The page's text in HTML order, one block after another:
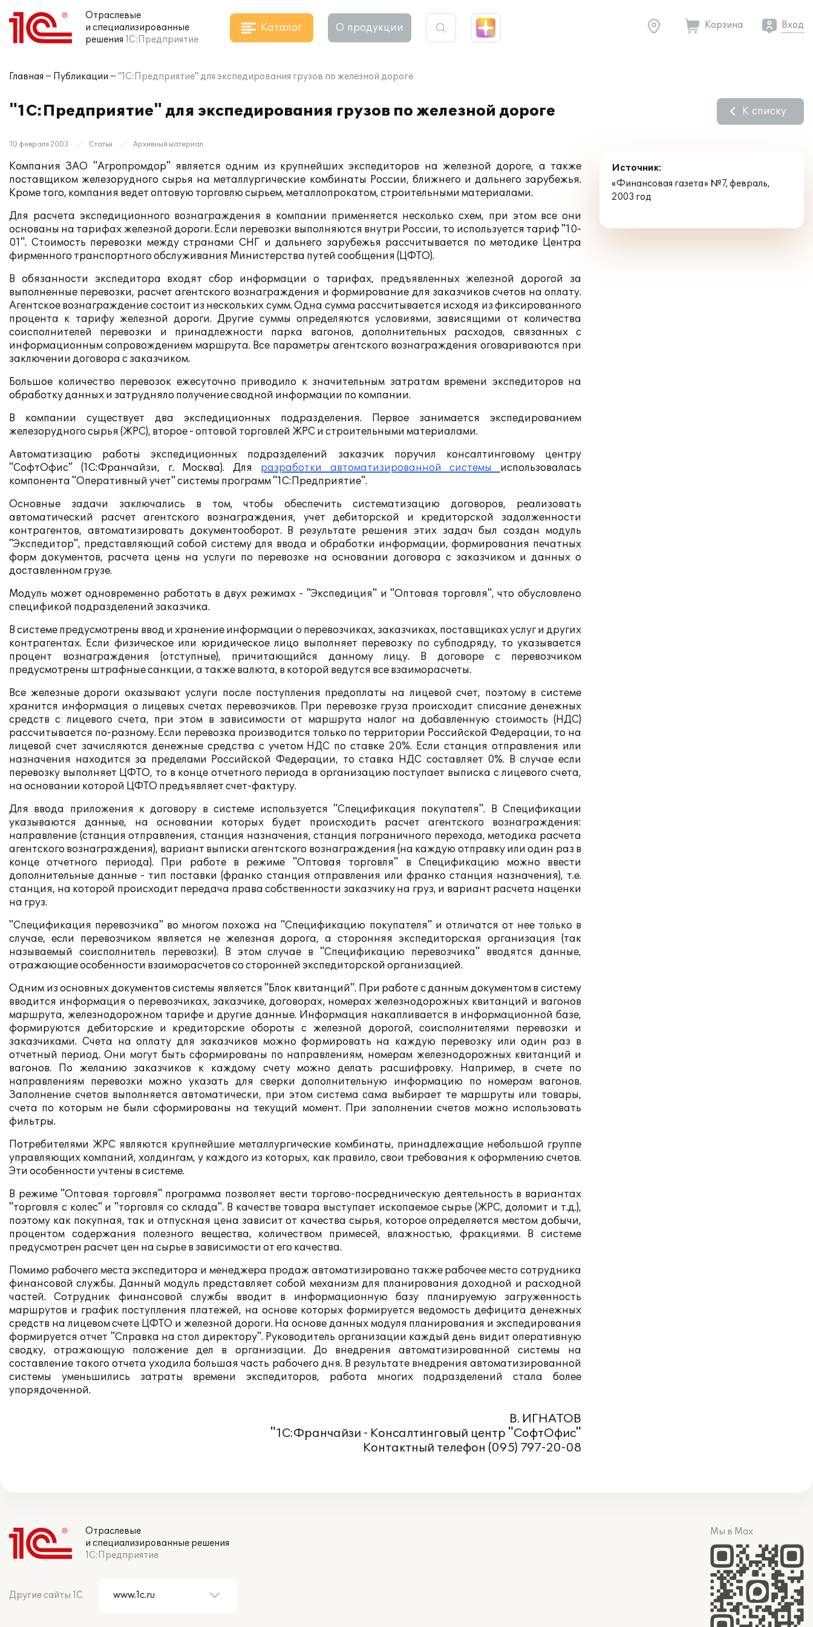
Отраслевые
и специализированные
решения 1С:Предприятие
Каталог О продукции Корзина Вход
Главная Публикации "1С:Предприятие" для экспедирования грузов по железной дороге
"1С:Предприятие" для экспедирования грузов по железной дороге К списку
10 февраля 2003 Статьи Архивный материал
Компания ЗАО "Агропромдор" является одним из крупнейших экспедиторов на железной дороге, а также
поставщиком железорудного сырья на металлургические комбинаты России, ближнего и дальнего зарубежья.
Кроме того, компания ведет оптовую торговлю сырьем, металлопрокатом, строительными материалами.
Для расчета экспедиционного вознаграждения в компании применяется несколько схем, при этом все они
основаны на тарифах железной дороги. Если перевозки выполняются внутри России, то используется тариф "10-
01". Стоимость перевозки между странами СНГ и дальнего зарубежья рассчитывается по методике Центра
фирменного транспортного обслуживания Министерства путей сообщения (ЦФТО).
В обязанности экспедитора входят сбор информации о тарифах, предъявленных железной дорогой за
выполненные перевозки, расчет агентского вознаграждения и формирование для заказчиков счетов на оплату.
Агентское вознаграждение состоит из нескольких сумм. Одна сумма рассчитывается исходя из фиксированного
процента к тарифу железной дороги. Другие суммы определяются условиями, зависящими от количества
соисполнителей перевозки и принадлежности парка вагонов, дополнительных расходов, связанных с
информационным сопровождением маршрута. Все параметры агентского вознаграждения оговариваются при
заключении договора с заказчиком.
Большое количество перевозок ежесуточно приводило к значительным затратам времени экспедиторов на
обработку данных и затрудняло получение сводной информации по компании.
В компании существует два экспедиционных подразделения. Первое занимается экспедированием
железорудного сырья (ЖРС), второе - оптовой торговлей ЖРС и строительными материалами.
Автоматизацию работы экспедиционных подразделений заказчик поручил консалтинговому центру
"СофтОфис" (1С:Франчайзи, г. Москва). Для разработки автоматизированной системы использовалась
компонента "Оперативный учет" системы программ "1С:Предприятие".
Основные задачи заключались в том, чтобы обеспечить систематизацию договоров, реализовать
автоматический расчет агентского вознаграждения, учет дебиторской и кредиторской задолженности
контрагентов, автоматизировать документооборот. В результате решения этих задач был создан модуль
"Экспедитор", представляющий собой систему для ввода и обработки информации, формирования печатных
форм документов, расчета цены на услуги по перевозке на основании договора с заказчиком и данных о
доставленном грузе.
Модуль может одновременно работать в двух режимах - "Экспедиция" и "Оптовая торговля", что обусловлено
спецификой подразделений заказчика.
В системе предусмотрены ввод и хранение информации о перевозчиках, заказчиках, поставщиках услуг и других
контрагентах. Если физическое или юридическое лицо выполняет перевозку по субподряду, то указывается
процент вознаграждения (отступные), причитающийся данному лицу. В договоре с перевозчиком
предусмотрены штрафные санкции, а также валюта, в которой ведутся все взаиморасчеты.
Все железные дороги оказывают услуги после поступления предоплаты на лицевой счет, поэтому в системе
хранится информация о лицевых счетах перевозчиков. При перевозке груза происходит списание денежных
средств с лицевого счета, при этом в зависимости от маршрута налог на добавленную стоимость (НДС)
рассчитывается по-разному. Если перевозка производится только по территории Российской Федерации, то на
лицевой счет зачисляются денежные средства с учетом НДС по ставке 20%. Если станция отправления или
назначения находится за пределами Российской Федерации, то ставка НДС составляет 0%. В случае если
перевозку выполняет ЦФТО, то в конце отчетного периода в организацию поступает выписка с лицевого счета,
на основании которой ЦФТО предъявляет счет-фактуру.
Для ввода приложения к договору в системе используется "Спецификация покупателя". В Спецификации
указываются данные, на основании которых будет происходить расчет агентского вознаграждения:
направление (станция отправления, станция назначения, станция пограничного перехода, методика расчета
агентского вознаграждения), вариант выписки агентского вознаграждения (на каждую отправку или один раз в
конце отчетного периода). При работе в режиме "Оптовая торговля" в Спецификацию можно ввести
дополнительные данные - тип поставки (франко станция отправления или франко станция назначения), т.е.
станция, на которой происходит передача права собственности заказчику на груз, и вариант расчета наценки
на груз.
"Спецификация перевозчика" во многом похожа на "Спецификацию покупателя" и отличатся от нее только в
случае, если перевозчиком является не железная дорога, а сторонняя экспедиторская организация (так
называемый соисполнитель перевозки). В этом случае в "Спецификацию перевозчика" вводятся данные,
отражающие особенности взаиморасчетов со сторонней экспедиторской организацией.
Одним из основных документов системы является "Блок квитанций". При работе с данным документом в систему
вводится информация о перевозчиках, заказчике, договорах, номерах железнодорожных квитанций и вагонов
маршрута, железнодорожном тарифе и другие данные. Информация накапливается в информационной базе,
формируются дебиторские и кредиторские обороты с железной дорогой, соисполнителями перевозки и
заказчиками. Счета на оплату для заказчиков можно формировать на каждую перевозку или один раз в
отчетный период. Они могут быть сформированы по направлениям, номерам железнодорожных квитанций и
вагонов. По желанию заказчиков к каждому счету можно делать расшифровку. Например, в счете по
направлениям перевозки можно указать для сверки дополнительную информацию по номерам вагонов.
Заполнение счетов выполняется автоматически, при этом система сама выбирает те маршруты или товары,
счета по которым не были сформированы на текущий момент. При заполнении счетов можно использовать
фильтры.
Потребителями ЖРС являются крупнейшие металлургические комбинаты, принадлежащие небольшой группе
управляющих компаний, холдингам, у каждого из которых, как правило, свои требования к оформлению счетов.
Эти особенности учтены в системе.
В режиме "Оптовая торговля" программа позволяет вести торгово-посредническую деятельность в вариантах
"торговля с колес" и "торговля со склада". В качестве товара выступает ископаемое сырье (ЖРС, доломит и т.д.),
поэтому как покупная, так и отпускная цена зависит от качества сырья, которое определяется местом добычи,
процентом содержания полезного вещества, количеством примесей, влажностью, фракциями. В системе
предусмотрен расчет цен на сырье в зависимости от его качества.
Помимо рабочего места экспедитора и менеджера продаж автоматизировано также рабочее место сотрудника
финансовой службы. Данный модуль представляет собой механизм для планирования доходной и расходной
частей. Сотрудник финансовой службы вводит в информационную базу планируемую загруженность
маршрутов и график поступления платежей, на основе которых формируется ведомость дефицита денежных
средств на лицевом счете ЦФТО и железной дороги. На основе данных модуля планирования и экспедирования
формируется отчет "Справка на стол директору". Руководитель организации каждый день видит оперативную
сводку, отражающую положение дел в организации. До внедрения автоматизированной системы на
составление такого отчета уходила большая часть рабочего дня. В результате внедрения автоматизированной
системы уменьшились затраты времени экспедиторов, работа многих подразделений стала более
упорядоченной.
В. ИГНАТОВ
"1С:Франчайзи - Консалтинговый центр "СофтОфис"
Контактный телефон (095) 797-20-08
Источник:
«Финансовая газета» №7, февраль,
2003 год
Отраслевые
и специализированные решения
1С:Предприятие
Другие сайты 1С
Мы в Max